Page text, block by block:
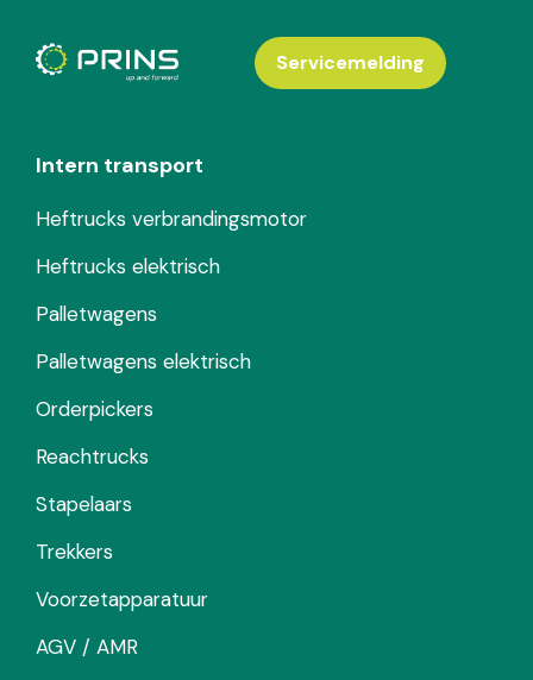
Intern transport
Heftrucks verbrandingsmotor
Heftrucks elektrisch
Palletwagens
Palletwagens elektrisch
Orderpickers
Reachtrucks
Stapelaars
Trekkers
Voorzetapparatuur
AGV / AMR
Servicemelding